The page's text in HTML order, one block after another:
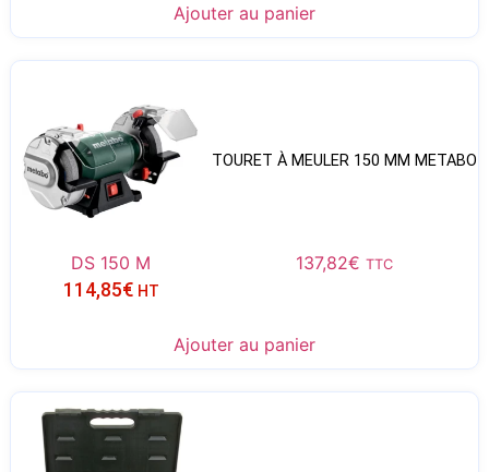
Ajouter au panier
TOURET À MEULER 150 MM METABO
DS 150 M 137,82€ TTC
114,85€ HT
Ajouter au panier